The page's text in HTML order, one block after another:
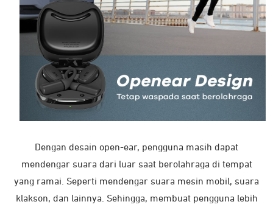
Dengan desain open-ear, pengguna masih dapat
mendengar suara dari luar saat berolahraga di tempat
yang ramai. Seperti mendengar suara mesin mobil, suara
klakson, dan lainnya. Sehingga, membuat pengguna lebih